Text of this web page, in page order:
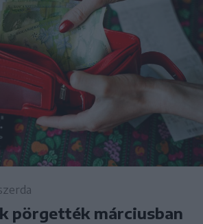
pörgették márciusban